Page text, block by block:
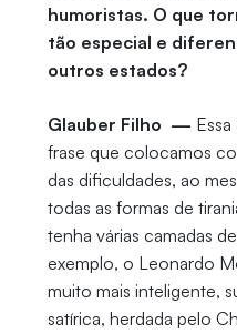
humoristas. O que
tão especial e
outros estados?
Glauber Filho —
frase que colocamos
das dificuldades, ao
todas as formas de
tenha várias camadas
exemplo, o Leonardo
muito mais inteligente,
satírica, herdada pelo